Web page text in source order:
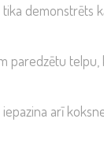
demonstrēts
paredzētu
arī